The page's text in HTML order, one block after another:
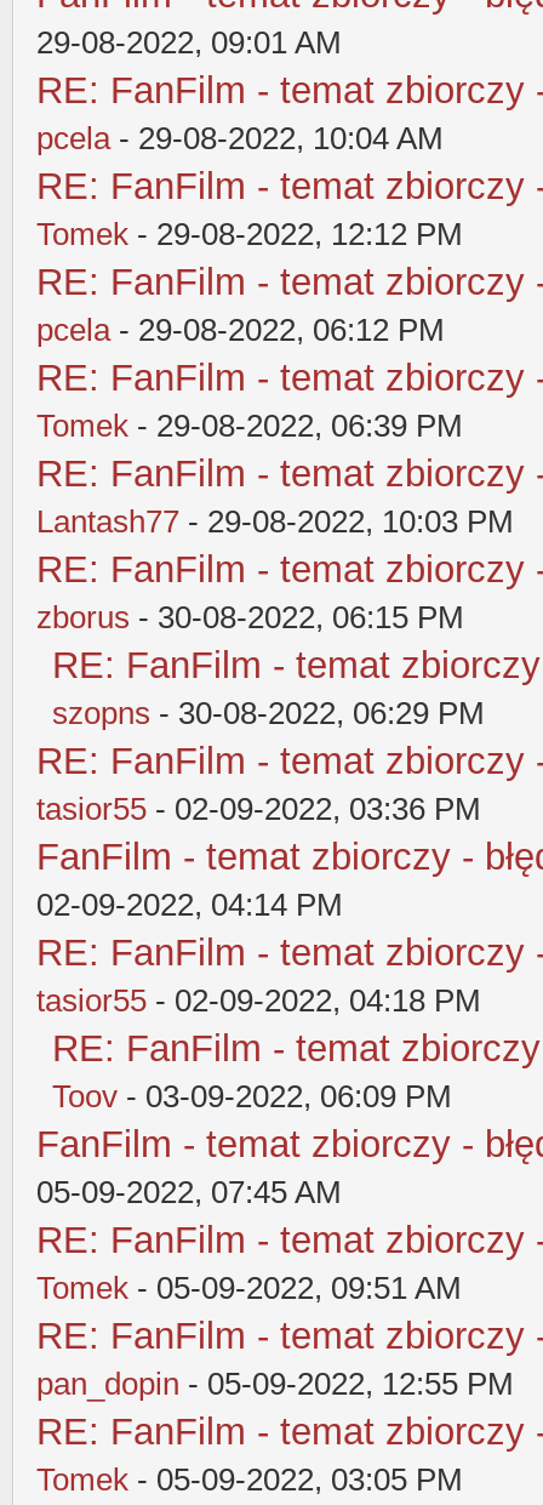
29-08-2022, 09:01 AM
RE: FanFilm - temat zbiorczy
pcela- 29-08-2022, 10:04 AM
RE: FanFilm - temat zbiorczy
Tomek - 29-08-2022, 12:12 PM
RE: FanFilm - temat zbiorczy
pcela- 29-08-2022, 06:12 PM
RE: FanFilm - temat zbiorczy
Tomek - 29-08-2022, 06:39 PM
RE: FanFilm - temat zbiorczy
Lantash77 - 29-08-2022, 10:03 PM
RE: FanFilm - temat zbiorczy
zborus - 30-08-2022, 06:15 PM
RE: FanFilm - temat
szopns - 30-08-2022, 06:29 PM
RE: FanFilm - temat zbiorczy
tasior55 - 02-09-2022, 03:36 PM
FanFilm - temat zbiorczy -
02-09-2022, 04:14 PM
RE: FanFilm - temat zbiorczy
tasior55 - 02-09-2022, 04:18 PM
RE: FanFilm - temat
Toov - 03-09-2022, 06:09 PM
FanFilm - temat zbiorczy -
05-09-2022, 07:45 AM
RE: FanFilm - temat zbiorczy
Tomek - 05-09-2022, 09:51 AM
RE: FanFilm - temat zbiorczy
pan_dopin - 05-09-2022, 12:55 PM
RE: FanFilm - temat zbiorczy
Tomek - 05-09-2022, 03:05 PM